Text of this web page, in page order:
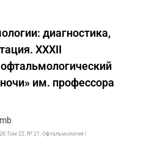
диагностика,
XXXII
им. профессора
22. № 21. Офтальмология |